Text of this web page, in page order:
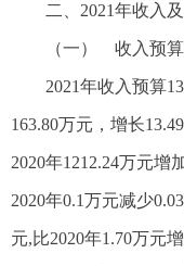
二、2021年收入
（一） 收入预
2021年收入预算
163.80万元，增长
2020年1212.24万元增
2020年0.1万元减少
元,比2020年1.70万元